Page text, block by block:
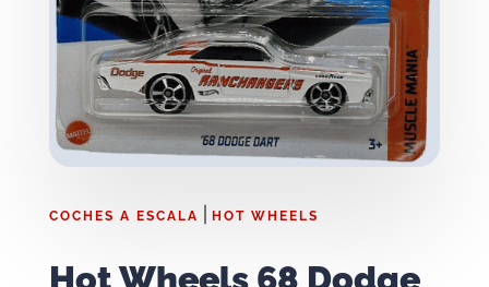
COCHES A ESCALA HOT WHEELS
Hot Wheels 68 Dodge